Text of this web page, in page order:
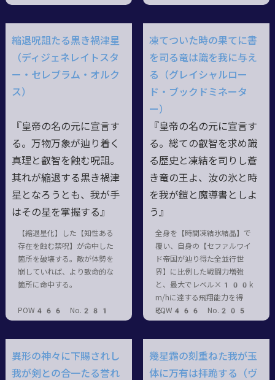
縮退呪詛たる黒き禍津星
（ディジェネレイトスタ
ー・セレブラム・オルク
ス）
『皇帝の名の元に宣言す
る。万物万象が辿り着く
真理と叡智を蝕む呪詛。
其れが縮退する黒き禍津
星となろうとも、我が手
はその星を掌握する』
【縮退星化】した【知性ある
存在を蝕む禁呪】が命中した
箇所を破壊する。敵が体勢を
崩していれば、より致命的な
箇所に命中する。
POW466 No.281
凍てついた時の果てに書
を司る竜は識を我に与え
る（グレイシャルロー
ド・ブックドミネータ
ー）
『皇帝の名の元に宣言す
る。総ての叡智を求め識
る歴史と凍結を司りし蒼
き竜の王よ、汝の氷と時
を我が鎧と魔導書としよ
う』
全身を【時間凍結氷結晶】で
覆い、自身の【セファルワイ
ド帝国が辿り得た全並行世
界】に比例した戦闘力増強
と、最大でレベル×100k
m/hに達する飛翔能力を得
る。
POW466 No.205
異形の神々に下賜されし
我が剣との合一たる誉れ
幾星霜の刻重ねた我が玉
体に万有は拝跪する（ヴ